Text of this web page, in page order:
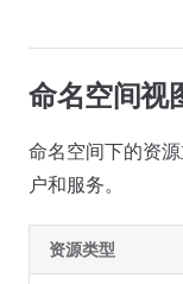
命名空间视
命名空间下的资
户和服务。
资源类型